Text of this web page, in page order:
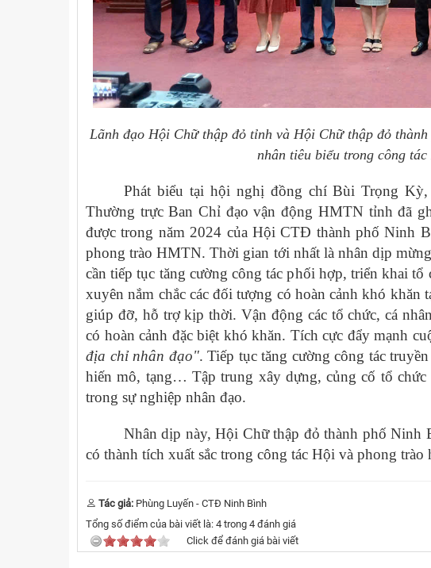
Lãnh đạo Hội Chữ thập đỏ tỉnh và Hội Chữ thập đỏ
nhân tiêu biểu trong công
Phát biểu tại hội nghị đồng chí Bùi Trọng
Thường trực Ban Chỉ đạo vận động HMTN tỉnh đã
được trong năm 2024 của Hội CTĐ thành phố Ninh
phong trào HMTN. Thời gian tới nhất là nhân dịp
cần tiếp tục tăng cường công tác phối hợp, triển khai
xuyên nắm chắc các đối tượng có hoàn cảnh khó khăn
giúp đỡ, hỗ trợ kịp thời. Vận động các tổ chức, cá
có hoàn cảnh đặc biệt khó khăn. Tích cực đẩy mạnh
địa chỉ nhân đạo". Tiếp tục tăng cường công tác
hiến mô, tạng… Tập trung xây dựng, củng cố tổ
trong sự nghiệp nhân đạo.
Nhân dịp này, Hội Chữ thập đỏ thành phố Ninh
có thành tích xuất sắc trong công tác Hội và phong
Tác giả: Phùng Luyến - CTĐ Ninh Bình
Tổng số điểm của bài viết là: 4 trong 4 đánh giá
Click để đánh giá bài viết